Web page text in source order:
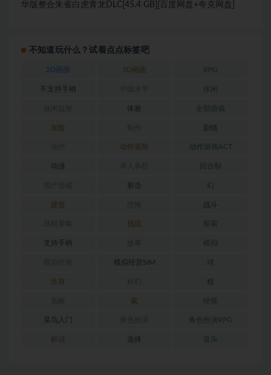
华版整合朱雀白虎青龙DLC[45.4 GB][百度网盘+夸克网盘]
不知道玩什么？试着点点标签吧
2D画面 3D画面 RPG
不支持手柄 休闲
体验 全部游戏
冒险 剧情
动作冒险 动作游戏ACT
动漫 回合制
射击 幻
建造 战斗
挑战 探索
支持手柄 模拟
模拟经营SIM 球
生存 程
索 经营
菜鸟入门 角色扮演RPG
选择 音乐